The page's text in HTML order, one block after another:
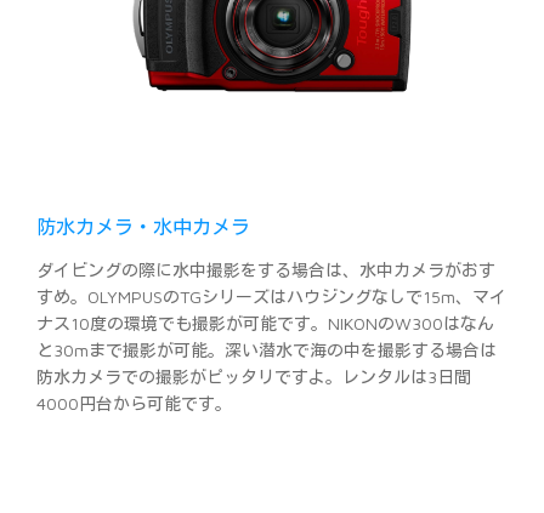
防水カメラ・水中カメラ
ダイビングの際に水中撮影をする場合は、水中カメラがおす
すめ。OLYMPUSのTGシリーズはハウジングなしで15m、マイ
ナス10度の環境でも撮影が可能です。NIKONのW300はなん
と30mまで撮影が可能。深い潜水で海の中を撮影する場合は
防水カメラでの撮影がピッタリですよ。レンタルは3日間
4000円台から可能です。